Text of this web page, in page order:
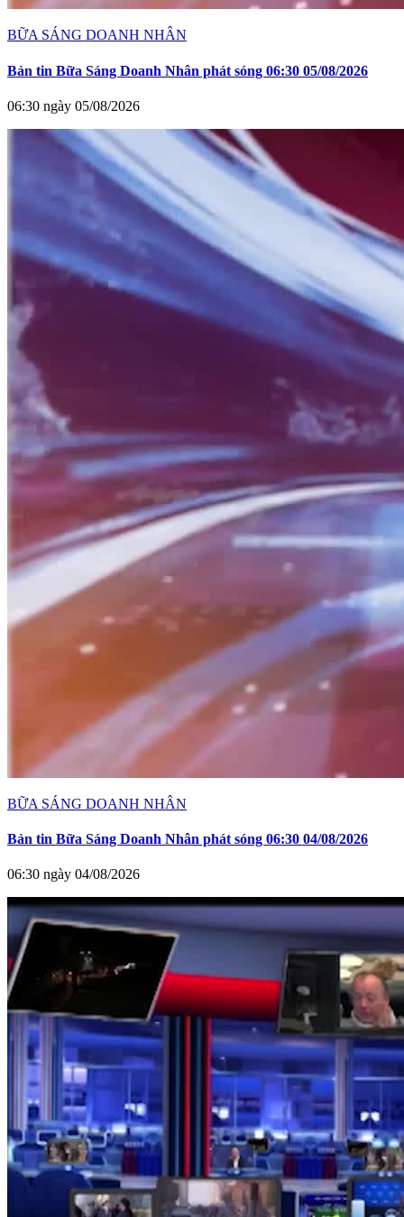
BỮA SÁNG DOANH NHÂN
Bản tin Bữa Sáng Doanh Nhân phát sóng 06:30 05/08/2026
06:30 ngày 05/08/2026
BỮA SÁNG DOANH NHÂN
Bản tin Bữa Sáng Doanh Nhân phát sóng 06:30 04/08/2026
06:30 ngày 04/08/2026